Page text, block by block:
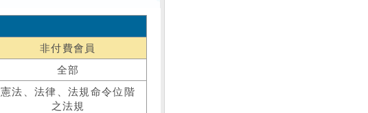
非付費會員
全部
憲法、法律、法規命令位階
之法規